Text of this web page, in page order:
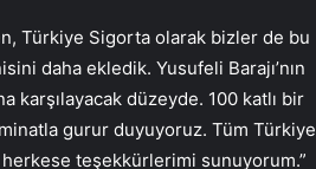
Türkiye Sigorta olarak bizler de bu
daha ekledik. Yusufeli Barajı’nın
karşılayacak düzeyde. 100 katlı bir
gurur duyuyoruz. Tüm Türkiye
teşekkürlerimi sunuyorum.”